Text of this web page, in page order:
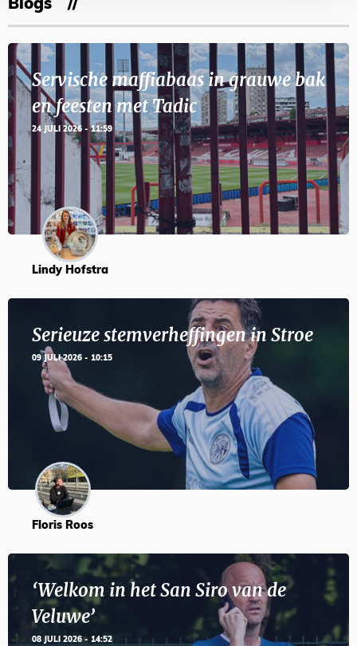
Blogs
Servische maffiabaas in grauwe bak
en feesten met Tadic
24 JULI 2026 - 11:59
Lindy Hofstra
Serieuze stemverheffingen in Stroe
09 JULI 2026 - 10:15
Floris Roos
‘Welkom in het San Siro van de
Veluwe’
08 JULI 2026 - 14:52